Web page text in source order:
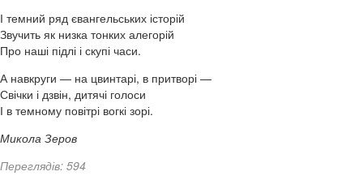
І темний ряд євангельських історій
Звучить як низка тонких алегорій
Про наші підлі і скупі часи.
А навкруги — на цвинтарі, в притворі —
Свічки і дзвін, дитячі голоси
І в темному повітрі вогкі зорі.
Микола Зеров
Переглядів: 594